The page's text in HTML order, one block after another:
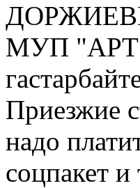
МУП
Приезжие
надо
соцпакет и